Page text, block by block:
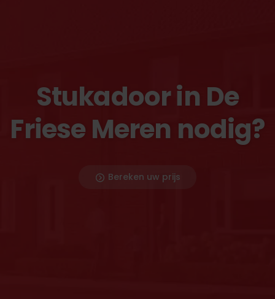
Stukadoor in De
Friese Meren nodig?
Bereken uw prijs